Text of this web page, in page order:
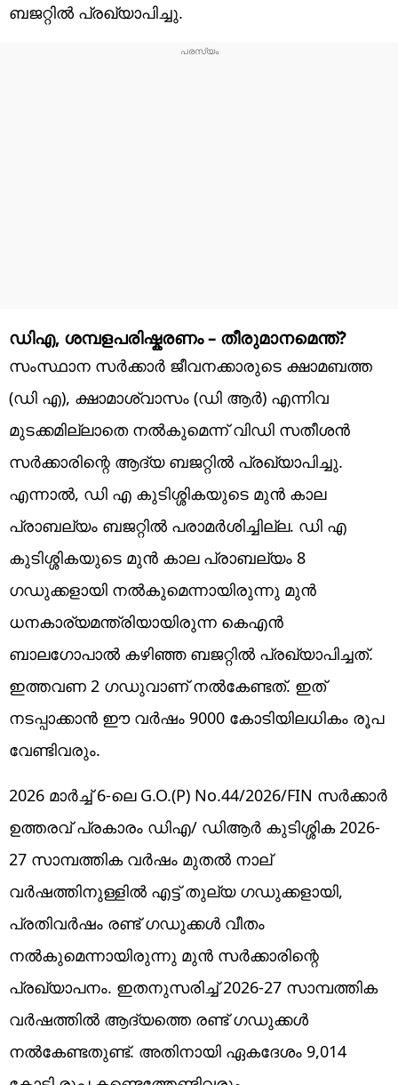
ബജറ്റിൽ പ്രഖ്യാപിച്ചു.
ഡിഎ, ശമ്പളപരിഷ്കരണം – തീരുമാനമെന്ത്?
സംസ്ഥാന സർക്കാർ ജീവനക്കാരുടെ ക്ഷാമബത്ത
(ഡി എ), ക്ഷാമാശ്വാസം (ഡി ആർ) എന്നിവ
മുടക്കമില്ലാതെ നൽകുമെന്ന് വിഡി സതീശൻ
സർക്കാരിന്റെ ആദ്യ ബജറ്റിൽ പ്രഖ്യാപിച്ചു.
എന്നാൽ, ഡി എ കുടിശ്ശികയുടെ മുൻ കാല
പ്രാബല്യം ബജറ്റിൽ പരാമർശിച്ചില്ല. ഡി എ
കുടിശ്ശികയുടെ മുൻ കാല പ്രാബല്യം 8
ഗഡുക്കളായി നൽകുമെന്നായിരുന്നു മുൻ
ധനകാര്യമന്ത്രിയായിരുന്ന കെഎൻ
ബാലഗോപാൽ കഴിഞ്ഞ ബജറ്റിൽ പ്രഖ്യാപിച്ചത്.
ഇത്തവണ 2 ഗഡുവാണ് നൽകേണ്ടത്. ഇത്
നടപ്പാക്കാൻ ഈ വർഷം 9000 കോടിയിലധികം രൂപ
വേണ്ടിവരും.
2026 മാർച്ച് 6-ലെ G.O.(P) No.44/2026/FIN സർക്കാർ
ഉത്തരവ് പ്രകാരം ഡിഎ/ ഡിആർ കുടിശ്ശിക 2026-
27 സാമ്പത്തിക വർഷം മുതൽ നാല്
വർഷത്തിനുള്ളിൽ എട്ട് തുല്യ ഗഡുക്കളായി,
പ്രതിവർഷം രണ്ട് ഗഡുക്കൾ വീതം
നൽകുമെന്നായിരുന്നു മുൻ സർക്കാരിന്റെ
പ്രഖ്യാപനം. ഇതനുസരിച്ച് 2026-27 സാമ്പത്തിക
വർഷത്തിൽ ആദ്യത്തെ രണ്ട് ഗഡുക്കൾ
നൽകേണ്ടതുണ്ട്. അതിനായി ഏകദേശം 9,014